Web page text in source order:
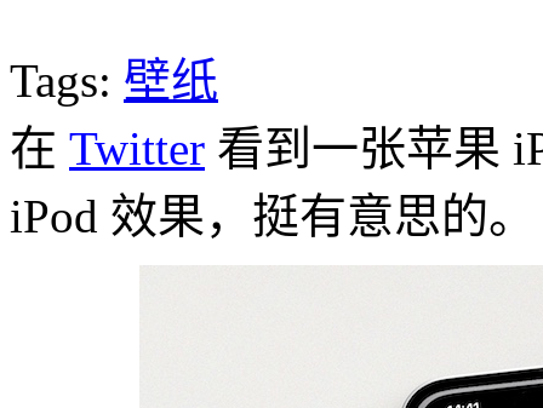
Tags: 壁纸
在 Twitter 看到一张苹果
iPod 效果，挺有意思的。